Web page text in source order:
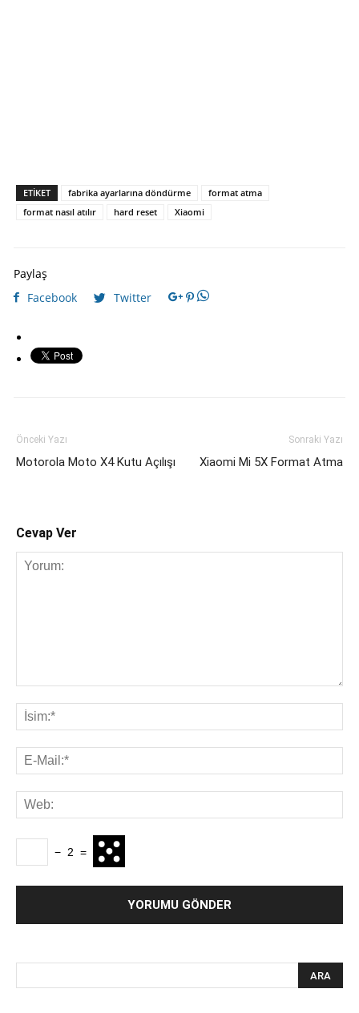
ETIKET fabrika ayarlarına döndürme
format atma
format nasıl atılır
hard reset Xiaomi
Paylaş
Facebook
Twitter
Önceki Yazı
Motorola Moto X4 Kutu Açılışı
Sonraki Yazı
Xiaomi Mi 5X Format Atma
Cevap Ver
− 2 =